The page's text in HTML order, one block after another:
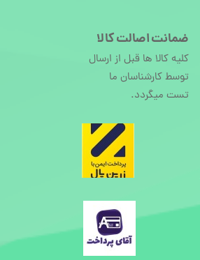
ضمانت اصالت کالا
کلیه کالا ها قبل از ارسال
توسط کارشناسان ما
تست میگردد.